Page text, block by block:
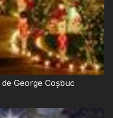
George Coșbuc